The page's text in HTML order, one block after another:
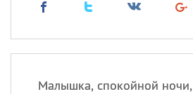
Малышка, спокойной ночи,